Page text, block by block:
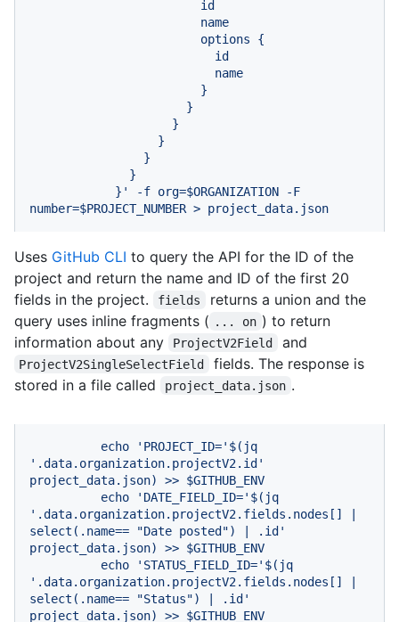
number=$PROJECT_NUMBER > project_data.json
Uses GitHub CLI to query the API for the ID of the
project and return the name and ID of the first 20
fields in the project.
fields
returns a union and the
query uses inline fragments ( ... on ) to return
information about any
ProjectV2Field and
ProjectV2SingleSelectField
fields. The response is
stored in a file called
project_data.json .
echo 'PROJECT_ID=' $(jq
'.data.organization.projectV2.id'
project_data.json)
>> $GITHUB_ENV
echo
'DATE_FIELD_ID=' $(jq
'.data.organization.projectV2.fields.nodes[] |
select(.name== "Date posted") | .id'
project_data.json)
>> $GITHUB_ENV
echo
'STATUS_FIELD_ID=' $(jq
'.data.organization.projectV2.fields.nodes[] |
select(.name== "Status") | .id'
project_data.json)
>> $GITHUB_ENV